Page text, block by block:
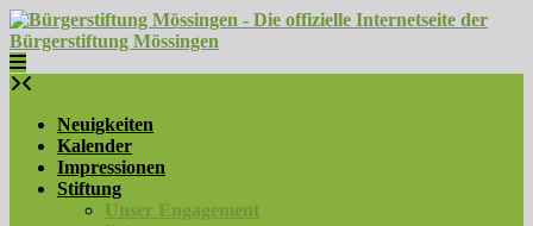
Skip
to
content
Neuigkeiten
Kalender
Impressionen
Stiftung
Unser Engagement